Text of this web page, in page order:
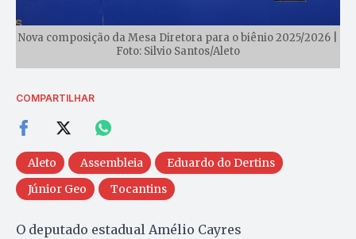
Nova composição da Mesa Diretora para o biênio 2025/2026 |
Foto: Silvio Santos/Aleto
COMPARTILHAR
Aleto Assembleia
Eduardo do Dertins
Júnior Geo
Tocantins
O deputado estadual Amélio Cayres